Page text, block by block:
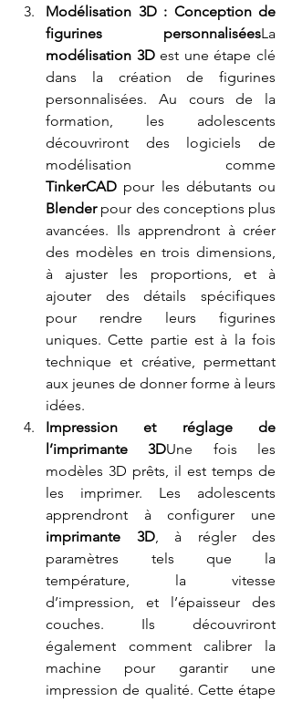
Modélisation 3D : Conception de
figurines personnalisées
modélisation 3D est une étape clé
dans la création de figurines
personnalisées. Au cours de la
formation, les adolescents
découvriront des logiciels de
TinkerCAD
Blender pour des conceptions plus
avancées. Ils apprendront à créer
des modèles en trois dimensions,
à ajuster les proportions, et à
ajouter des détails spécifiques
pour rendre leurs figurines
uniques. Cette partie est à la fois
technique et créative, permettant
aux jeunes de donner forme à leurs
idées.
Impression et réglage de
l’imprimante 3DUne fois les
modèles 3D prêts, il est temps de
les imprimer. Les adolescents
imprimante 3D, à régler des
paramètres tels que la
température, la vitesse
d’impression, et l’épaisseur des
couches. Ils découvriront
également comment calibrer la
machine pour garantir une
impression de qualité. Cette étape